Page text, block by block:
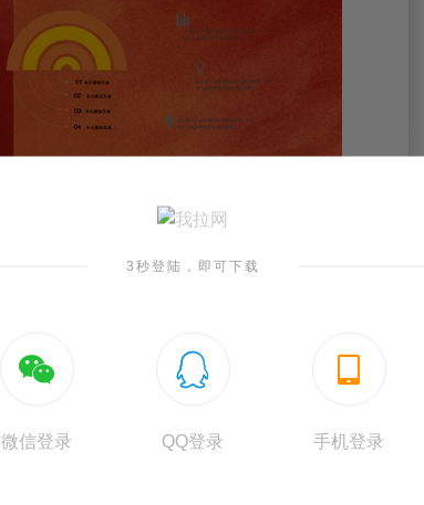
3秒登陆，即可下载

微信登录

QQ登录

手机登录